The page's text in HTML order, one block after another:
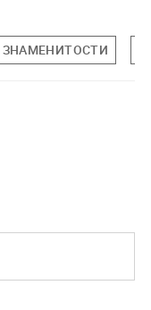
ЗНАМЕНИТОСТИ